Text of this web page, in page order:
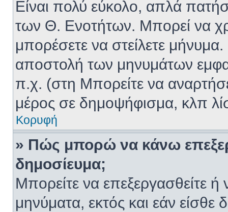
Είναι πολύ εύκολο, απλά
των Θ. Ενοτήτων. Μπορεί να
μπορέσετε να στείλετε μήνυμα.
αποστολή των μηνυμάτων
π.χ. (στη Μπορείτε να
μέρος σε δημοψήφισμα, κλπ
Κορυφή
» Πώς μπορώ να κάνω
δημοσίευμα;
Μπορείτε να επεξεργασθείτε
μηνύματα, εκτός και εάν είσθε